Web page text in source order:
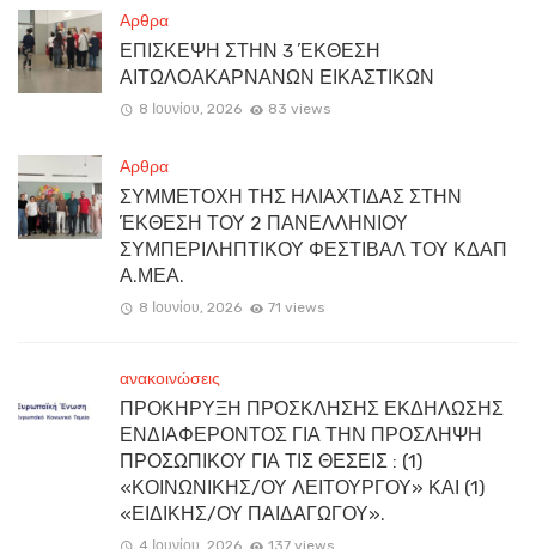
Αρθρα
ΕΠΙΣΚΕΨΗ ΣΤΗΝ 3 ΈΚΘΕΣΗ
ΑΙΤΩΛΟΑΚΑΡΝΑΝΩΝ ΕΙΚΑΣΤΙΚΩΝ
8 Ιουνίου, 2026 83 views
Αρθρα
ΣΥΜΜΕΤΟΧΗ ΤΗΣ ΗΛΙΑΧΤΙΔΑΣ ΣΤΗΝ
ΈΚΘΕΣΗ ΤΟΥ 2 ΠΑΝΕΛΛΗΝΙΟΥ
ΣΥΜΠΕΡΙΛΗΠΤΙΚΟΥ ΦΕΣΤΙΒΑΛ ΤΟΥ ΚΔΑΠ
Α.ΜΕΑ.
8 Ιουνίου, 2026 71 views
ανακοινώσεις
ΠΡΟΚΗΡΥΞΗ ΠΡΟΣΚΛΗΣΗΣ ΕΚΔΗΛΩΣΗΣ
ΕΝΔΙΑΦΕΡΟΝΤΟΣ ΓΙΑ ΤΗΝ ΠΡΟΣΛΗΨΗ
ΠΡΟΣΩΠΙΚΟΥ ΓΙΑ ΤΙΣ ΘΕΣΕΙΣ : (1)
«ΚΟΙΝΩΝΙΚΗΣ/ΟΥ ΛΕΙΤΟΥΡΓΟΥ» ΚΑΙ (1)
«ΕΙΔΙΚΗΣ/ΟΥ ΠΑΙΔΑΓΩΓΟΥ».